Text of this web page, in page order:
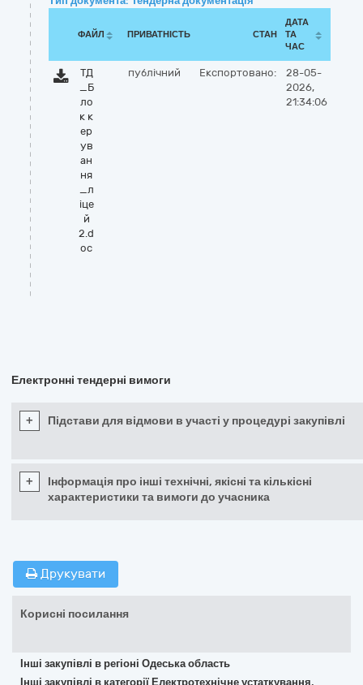
ФАЙЛ ПРИВАТНІСТЬ СТАН
ДАТА
ТА
ЧАС
ТД
_Б
ло
к к
ер
ув
ан
ня
_л
іце
й
2.d
oc
публічний Експортовано:
28-05-
2026,
21:34:06
Електронні тендерні вимоги
+ Підстави для відмови в участі у процедурі закупівлі
+
Інформація про інші технічні, якісні та кількісні
характеристики та вимоги до учасника
Друкувати
Корисні посилання
Інші закупівлі в регіоні Одеська область
Інші закупівлі в категорії Електротехнічне устаткування,